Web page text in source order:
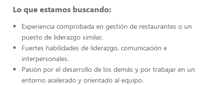
Lo que estamos buscando:
Experiencia comprobada en gestión de restaurantes o un
puesto de liderazgo similar.
Fuertes habilidades de liderazgo, comunicación e
interpersonales.
Pasión por el desarrollo de los demás y por trabajar en un
entorno acelerado y orientado al equipo.